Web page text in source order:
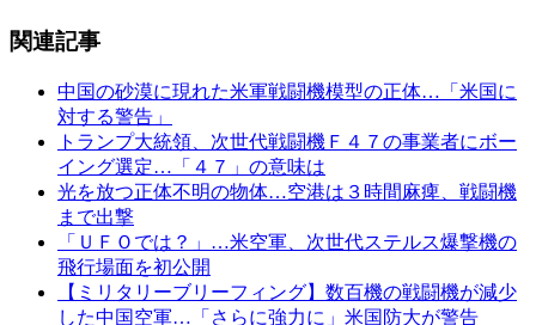
関連記事
中国の砂漠に現れた米軍戦闘機模型の正体…「米国に
対する警告」
トランプ大統領、次世代戦闘機Ｆ４７の事業者にボー
イング選定…「４７」の意味は
光を放つ正体不明の物体…空港は３時間麻痺、戦闘機
まで出撃
「ＵＦＯでは？」…米空軍、次世代ステルス爆撃機の
飛行場面を初公開
【ミリタリーブリーフィング】数百機の戦闘機が減少
した中国空軍…「さらに強力に」米国防大が警告